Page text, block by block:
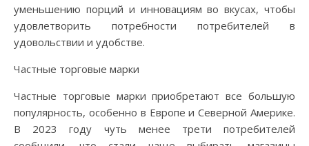
уменьшению порций и инновациям во вкусах, чтобы
удовлетворить потребности потребителей в
удовольствии и удобстве.
Частные торговые марки
Частные торговые марки приобретают все большую
популярность, особенно в Европе и Северной Америке.
В 2023 году чуть менее трети потребителей